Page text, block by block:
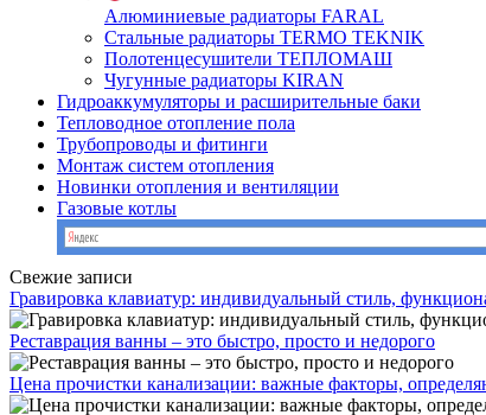
Алюминиевые радиаторы FARAL
Стальные радиаторы TERMO TEKNIK
Полотенцесушители ТЕПЛОМАШ
Чугунные радиаторы KIRAN
Гидроаккумуляторы и расширительные баки
Тепловодное отопление пола
Трубопроводы и фитинги
Монтаж систем отопления
Новинки отопления и вентиляции
Газовые котлы
Свежие записи
Гравировка клавиатур: индивидуальный стиль,
Реставрация ванны – это быстро, просто и недорого
Цена прочистки канализации: важные факторы,